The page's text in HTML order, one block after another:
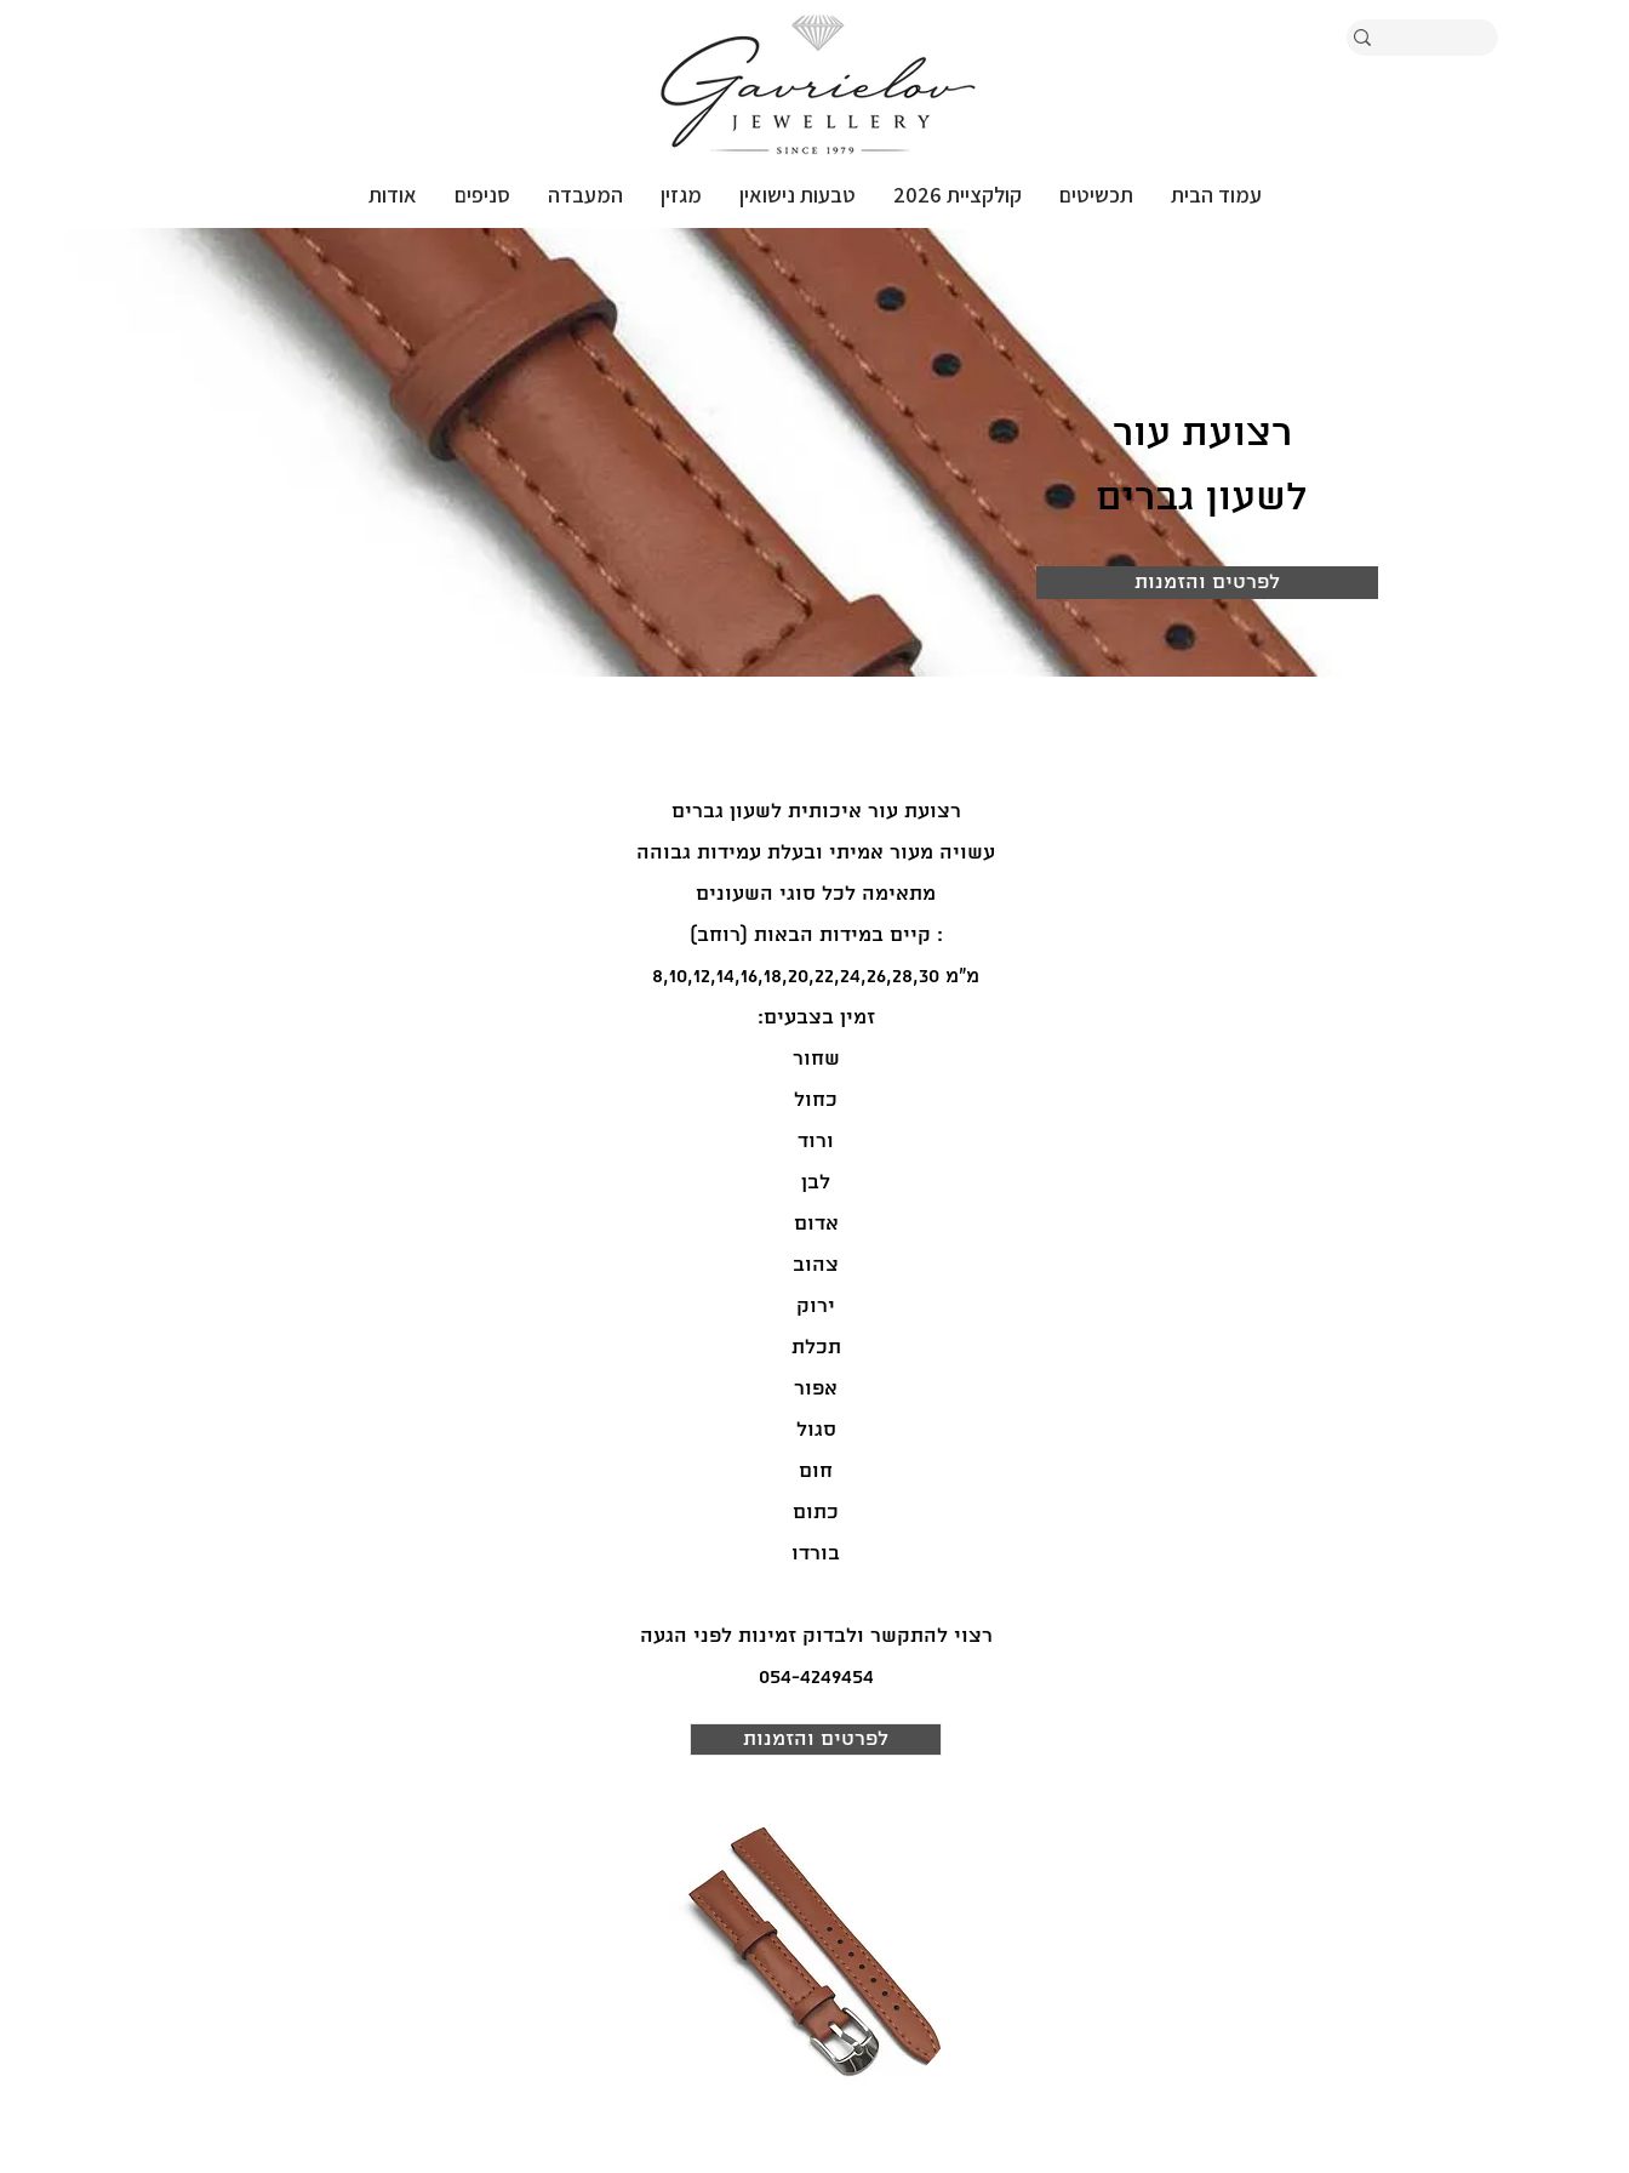
עמוד הבית תכשיטים קולקציית 2026 טבעות נישואין מגזין המעבדה סניפים אודות
רצועת עור
לשעון גברים
לפרטים והזמנות
רצועת עור איכותית לשעון גברים
עשויה מעור אמיתי ובעלת עמידות גבוהה
מתאימה לכל סוגי השעונים
קיים במידות הבאות (רוחב) :
8,10,12,14,16,18,20,22,24,26,28,30 מ"מ
:זמין בצבעים
שחור
כחול
ורוד
לבן
אדום
צהוב
ירוק
תכלת
אפור
סגול
חום
כתום
בורדו
רצוי להתקשר ולבדוק זמינות לפני הגעה
054-4249454
לפרטים והזמנות